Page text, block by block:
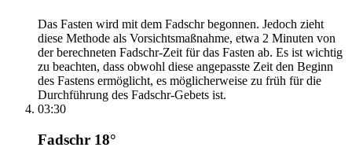
Das Fasten wird mit dem Fadschr begonnen. Jedoch zieht
diese Methode als Vorsichtsmaßnahme, etwa 2 Minuten von
der berechneten Fadschr-Zeit für das Fasten ab. Es ist wichtig
zu beachten, dass obwohl diese angepasste Zeit den Beginn
des Fastens ermöglicht, es möglicherweise zu früh für die
Durchführung des Fadschr-Gebets ist.
03:30
Fadschr 18°